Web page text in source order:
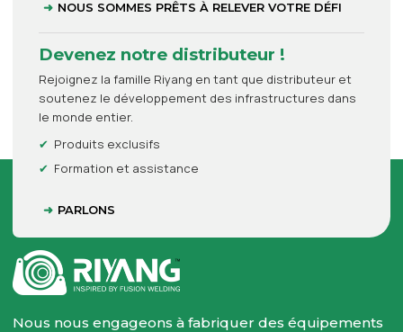
NOUS SOMMES PRÊTS À RELEVER VOTRE DÉFI
Devenez notre distributeur !
Rejoignez la famille Riyang en tant que distributeur et
soutenez le développement des infrastructures dans
le monde entier.
Produits exclusifs
Formation et assistance
PARLONS
Nous nous engageons à fabriquer des équipements